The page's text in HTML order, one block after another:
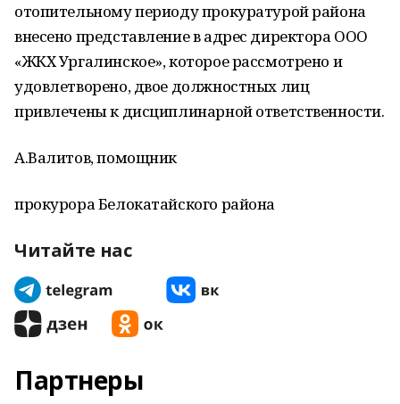
отопительному периоду прокуратурой района
внесено представление в адрес директора ООО
«ЖКХ Ургалинское», которое рассмотрено и
удовлетворено, двое должностных лиц
привлечены к дисциплинарной ответственности.
А.Валитов, помощник
прокурора Белокатайского района
Читайте нас
Партнеры